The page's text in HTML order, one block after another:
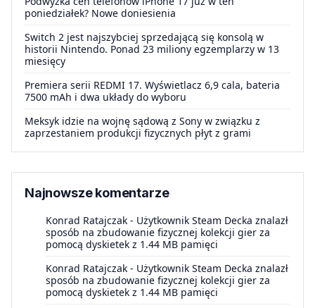
poniedziałek? Nowe doniesienia
Switch 2 jest najszybciej sprzedającą się konsolą w
historii Nintendo. Ponad 23 miliony egzemplarzy w 13
miesięcy
Premiera serii REDMI 17. Wyświetlacz 6,9 cala, bateria
7500 mAh i dwa układy do wyboru
Meksyk idzie na wojnę sądową z Sony w związku z
zaprzestaniem produkcji fizycznych płyt z grami
Najnowsze komentarze
Konrad Ratajczak - Użytkownik Steam Decka znalazł
sposób na zbudowanie fizycznej kolekcji gier za
pomocą dyskietek z 1.44 MB pamięci
Konrad Ratajczak - Użytkownik Steam Decka znalazł
sposób na zbudowanie fizycznej kolekcji gier za
pomocą dyskietek z 1.44 MB pamięci